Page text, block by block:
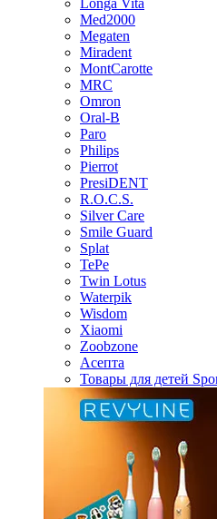
Longa Vita
Med2000
Megaten
Miradent
MontCarotte
MRC
Omron
Oral-B
Paro
Philips
Pierrot
PresiDENT
R.O.C.S.
Silver Care
Smile Guard
Splat
TePe
Twin Lotus
Waterpik
Wisdom
Xiaomi
Zoobzone
Асепта
Товары для детей